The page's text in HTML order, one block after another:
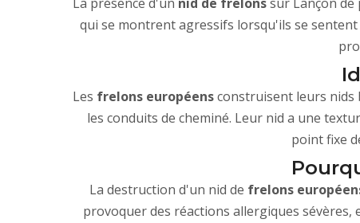
qui se montrent agressifs lorsqu'ils se
Les frelons européensconstruisent leurs nids
les conduits de cheminé. Leur nid a une
point fixe
La destruction d'un nid de frelons
provoquer des réactions allergiques sévères,